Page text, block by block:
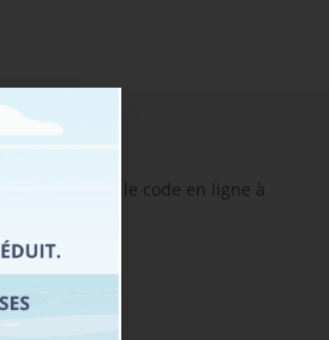
révisez le code en ligne à